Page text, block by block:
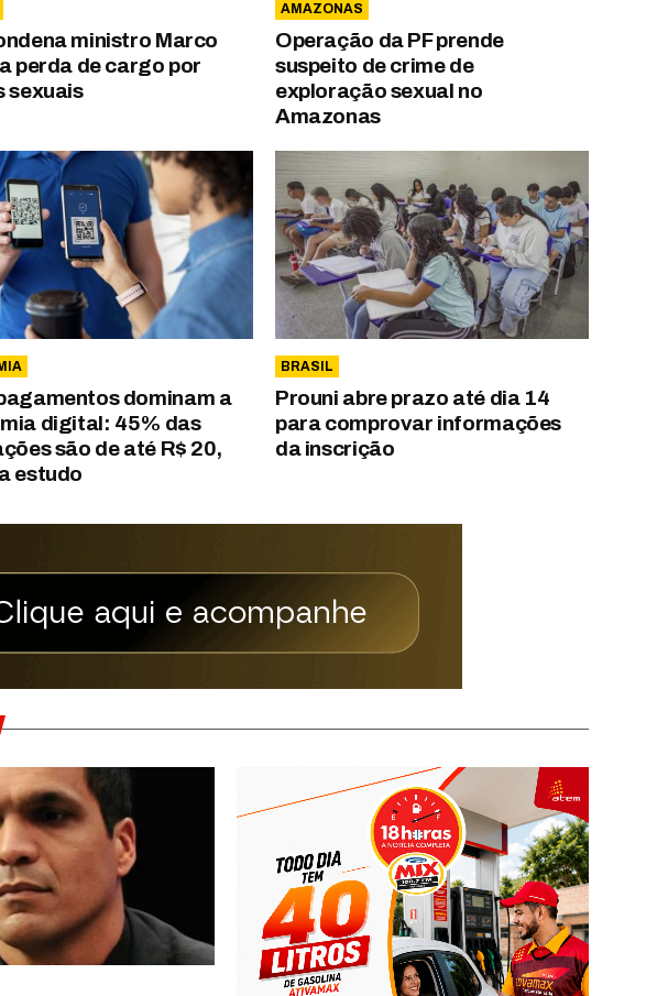
ministro Marco
perda de cargo por
sexuais
AMAZONAS
Operação da PF prende
suspeito de crime de
exploração sexual no
Amazonas
dominam a
digital: 45% das
são de até R$ 20,
estudo
BRASIL
Prouni abre prazo até dia 14
para comprovar informações
da inscrição